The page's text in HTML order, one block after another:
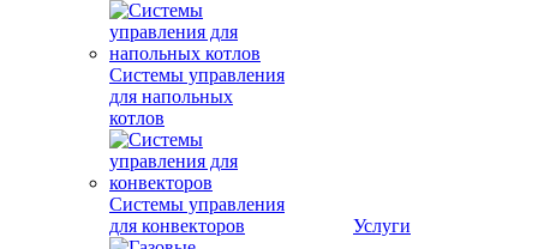
Системы управления
для напольных
котлов
Системы управления
для конвекторов
Услуги